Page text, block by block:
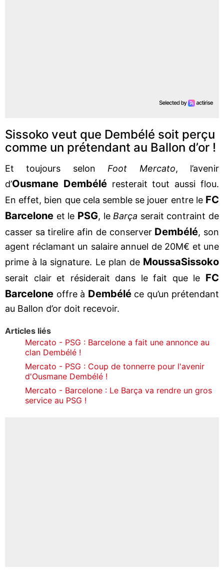
Sissoko veut que Dembélé soit perçu
comme un prétendant au Ballon d’or !
Et toujours selon Foot Mercato, l’avenir
d’Ousmane Dembéléresterait tout aussi flou.
En effet, bien que cela semble se jouer entre le FC
Barcelone et le PSG, le Barça serait contraint de
casser sa tirelire afin de conserver Dembélé, son
agent réclamant un salaire annuel de 20M€ et une
prime à la signature. Le plan de MoussaSissoko
serait clair et résiderait dans le fait que le FC
Barcelone offre à Dembéléce qu’un prétendant
au Ballon d’or doit recevoir.
Articles liés
Mercato - PSG : Barcelone a fait une annonce au
clan Dembélé !
Mercato - PSG : Coup de tonnerre pour l'avenir
d'Ousmane Dembélé !
Mercato - Barcelone : Le Barça va rendre un gros
service au PSG !